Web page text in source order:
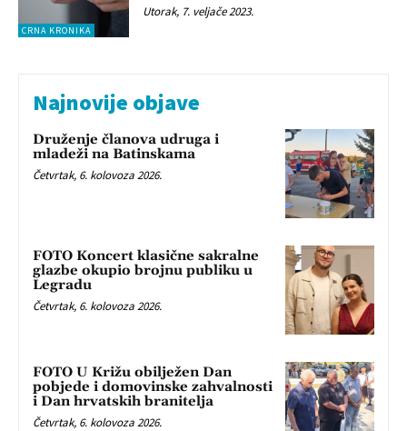
CRNA KRONIKA
Utorak, 7. veljače 2023.
Najnovije objave
Druženje članova udruga i
mladeži na Batinskama
Četvrtak, 6. kolovoza 2026.
FOTO Koncert klasične sakralne
glazbe okupio brojnu publiku u
Legradu
Četvrtak, 6. kolovoza 2026.
FOTO U Križu obilježen Dan
pobjede i domovinske zahvalnosti
i Dan hrvatskih branitelja
Četvrtak, 6. kolovoza 2026.